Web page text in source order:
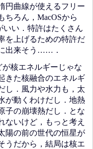
円曲線が使えるフリー
ちろん，MacOSから
いい．特許はたくさん
を上げるための特許だ
出来そう……．
核エネルギーじゃな
きた核融合のエネルギ
し．風力や水力も，太
が動くわけだし．地熱
子の崩壊熱だし．とな
ないけど，もっと考え
陽の前の世代の恒星が
うだから，結局は核エ